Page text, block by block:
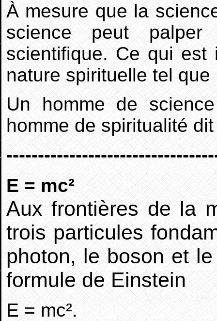
À mesure que la
science peut
scientifique. Ce qui est
nature spirituelle tel
Un homme de
homme de spiritualité
E = mc²
Aux frontières de la
trois particules
photon, le boson et
formule de Einstein
E = mc².